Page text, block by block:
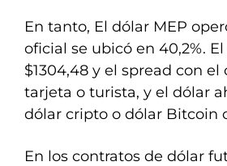
En tanto, El dólar MEP
oficial se ubicó en 40,2%.
$1304,48 y el spread con
tarjeta o turista, y el dólar
dólar cripto o dólar Bitcoin
En los contratos de dólar